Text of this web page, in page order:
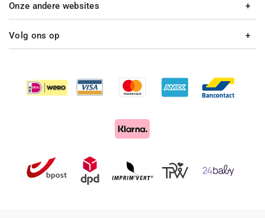
Onze andere websites
Volg ons op